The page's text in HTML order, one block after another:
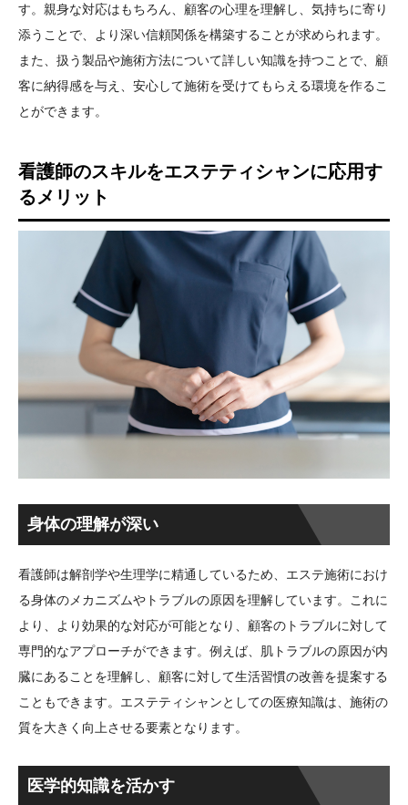
す。親身な対応はもちろん、顧客の心理を理解し、気持ちに寄り
添うことで、より深い信頼関係を構築することが求められます。
また、扱う製品や施術方法について詳しい知識を持つことで、顧
客に納得感を与え、安心して施術を受けてもらえる環境を作るこ
とができます。
看護師のスキルをエステティシャンに応用す
るメリット
身体の理解が深い
看護師は解剖学や生理学に精通しているため、エステ施術におけ
る身体のメカニズムやトラブルの原因を理解しています。これに
より、より効果的な対応が可能となり、顧客のトラブルに対して
専門的なアプローチができます。例えば、肌トラブルの原因が内
臓にあることを理解し、顧客に対して生活習慣の改善を提案する
こともできます。エステティシャンとしての医療知識は、施術の
質を大きく向上させる要素となります。
医学的知識を活かす